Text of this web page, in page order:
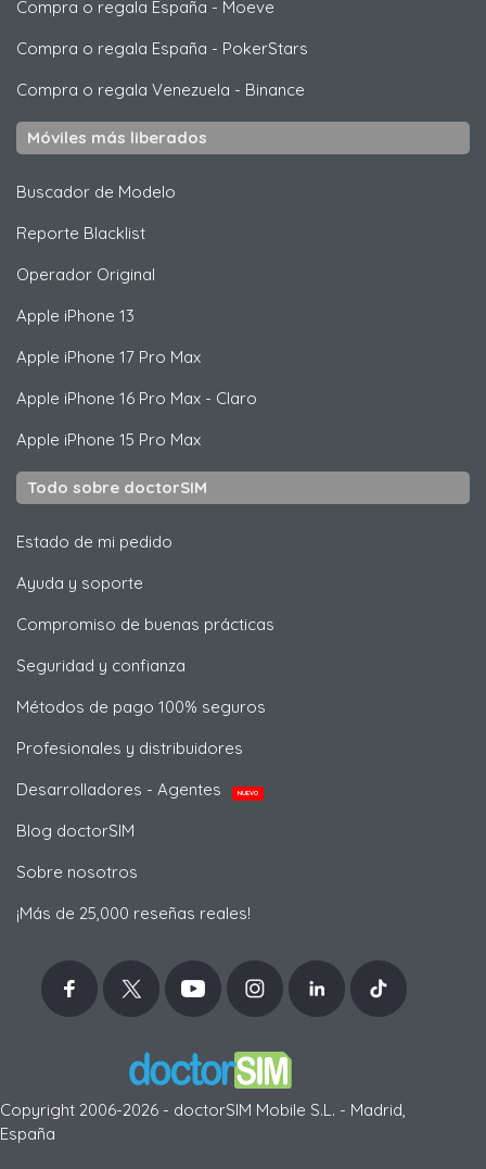
Compra o regala España - Moeve
Compra o regala España - PokerStars
Compra o regala Venezuela - Binance
Móviles más liberados
Buscador de Modelo
Reporte Blacklist
Operador Original
Apple iPhone 13
Apple iPhone 17 Pro Max
Apple iPhone 16 Pro Max - Claro
Apple iPhone 15 Pro Max
Todo sobre doctorSIM
Estado de mi pedido
Ayuda y soporte
Compromiso de buenas prácticas
Seguridad y confianza
Métodos de pago 100% seguros
Profesionales y distribuidores
Desarrolladores - Agentes
NUEVO
Blog doctorSIM
Sobre nosotros
¡Más de 25,000 reseñas reales!
Copyright 2006-2026 - doctorSIM Mobile S.L. - Madrid,
España